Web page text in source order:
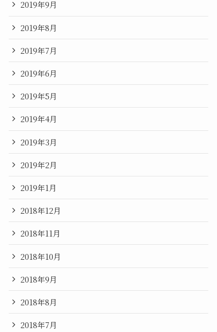
2019年9月
2019年8月
2019年7月
2019年6月
2019年5月
2019年4月
2019年3月
2019年2月
2019年1月
2018年12月
2018年11月
2018年10月
2018年9月
2018年8月
2018年7月